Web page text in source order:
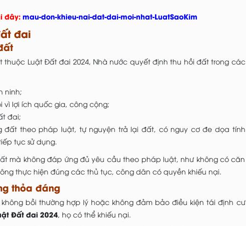
đây: mau-don-khieu-nai-dat-dai-moi-nhat-LuatSaoKim
đai
thuộc Luật Đất đai 2024, Nhà nước quyết định thu hồi đất trong các
ninh;
vì lợi ích quốc gia, công cộng;
đai;
đất theo pháp luật, tự nguyện trả lại đất, có nguy cơ đe dọa tính
tục sử dụng.
mà không đáp ứng đủ yêu cầu theo pháp luật, như không có căn
thực hiện đúng các thủ tục, công dân có quyền khiếu nại.
thỏa đáng
bồi thường hợp lý hoặc không đảm bảo điều kiện tái định cư
Đất đai 2024 , họ có thể khiếu nại.